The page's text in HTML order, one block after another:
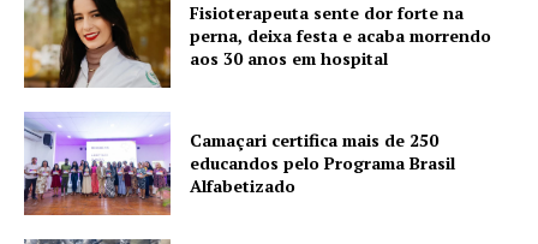
Fisioterapeuta sente dor forte na
perna, deixa festa e acaba morrendo
aos 30 anos em hospital
Camaçari certifica mais de 250
educandos pelo Programa Brasil
Alfabetizado